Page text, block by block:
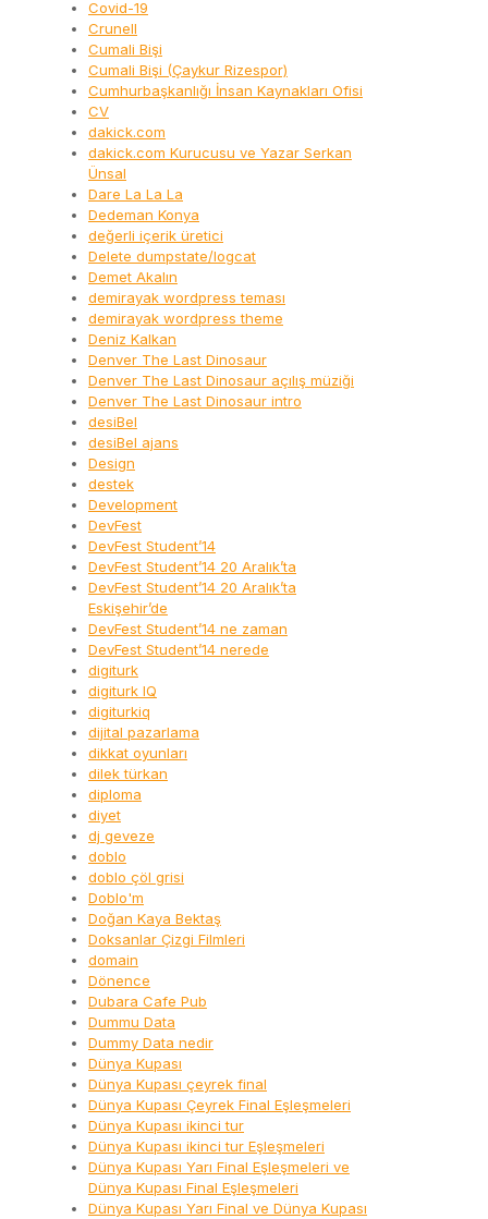
Covid-19
Crunell
Cumali Bişi
Cumali Bişi (Çaykur Rizespor)
Cumhurbaşkanlığı İnsan Kaynakları Ofisi
CV
dakick.com
dakick.com Kurucusu ve Yazar Serkan
Ünsal
Dare La La La
Dedeman Konya
değerli içerik üretici
Delete dumpstate/logcat
Demet Akalın
demirayak wordpress teması
demirayak wordpress theme
Deniz Kalkan
Denver The Last Dinosaur
Denver The Last Dinosaur açılış müziği
Denver The Last Dinosaur intro
desiBel
desiBel ajans
Design
destek
Development
DevFest
DevFest Student’14
DevFest Student’14 20 Aralık’ta
DevFest Student’14 20 Aralık’ta
Eskişehir’de
DevFest Student’14 ne zaman
DevFest Student’14 nerede
digiturk
digiturk IQ
digiturkiq
dijital pazarlama
dikkat oyunları
dilek türkan
diploma
diyet
dj geveze
doblo
doblo çöl grisi
Doblo'm
Doğan Kaya Bektaş
Doksanlar Çizgi Filmleri
domain
Dönence
Dubara Cafe Pub
Dummu Data
Dummy Data nedir
Dünya Kupası
Dünya Kupası çeyrek final
Dünya Kupası Çeyrek Final Eşleşmeleri
Dünya Kupası ikinci tur
Dünya Kupası ikinci tur Eşleşmeleri
Dünya Kupası Yarı Final Eşleşmeleri ve
Dünya Kupası Final Eşleşmeleri
Dünya Kupası Yarı Final ve Dünya Kupası